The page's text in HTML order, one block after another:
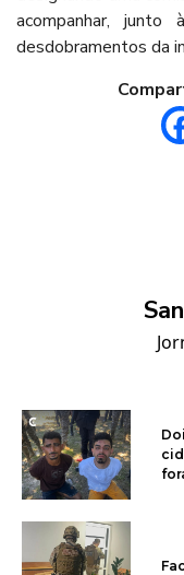
acompanhar,
desdobramentos da